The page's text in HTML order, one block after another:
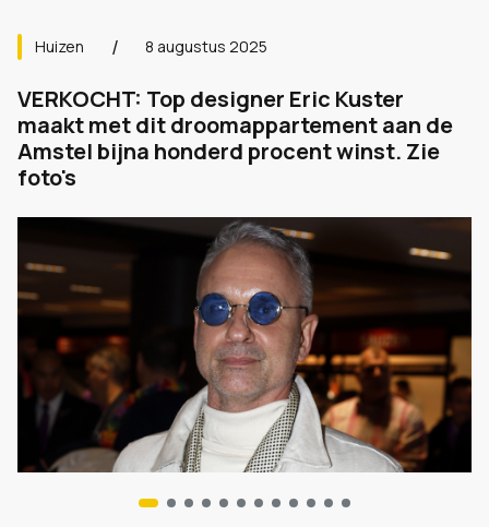
Huizen 8 augustus 2025
VERKOCHT: Top designer Eric Kuster
maakt met dit droomappartement aan de
Amstel bijna honderd procent winst. Zie
foto's